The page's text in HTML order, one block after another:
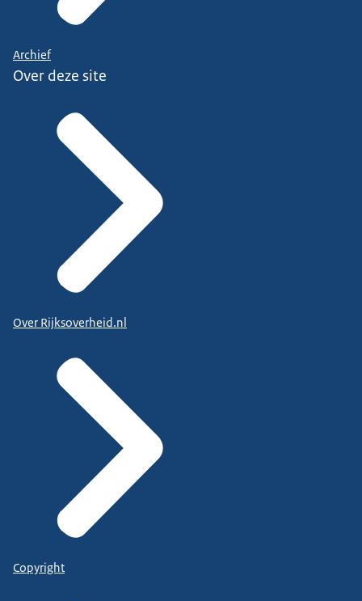
Archief
Over deze site
Over Rijksoverheid.nl
Copyright